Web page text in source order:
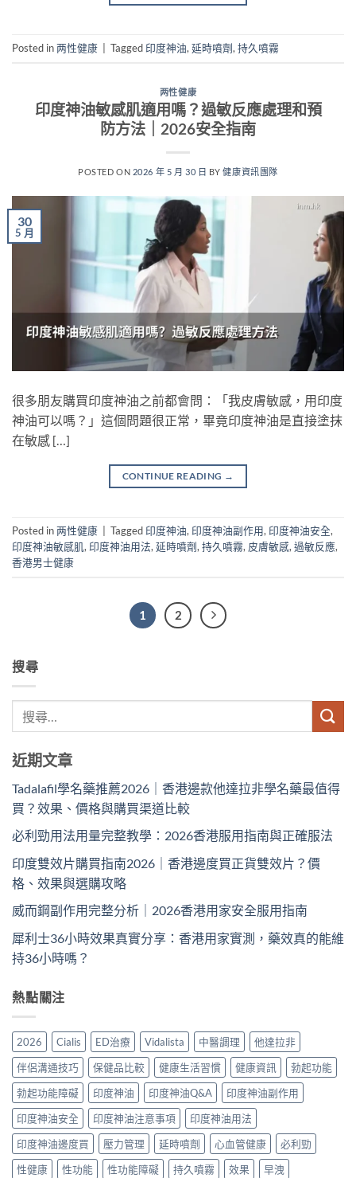
Posted in两性健康 Tagged 印度神油, 延時噴劑, 持久噴霧
两性健康
印度神油敏感肌適用嗎？過敏反應處理和預
防方法｜2026安全指南
POSTED ON 2026 年 5 月 30 日 BY健康資訊團隊
30
5 月
很多朋友購買印度神油之前都會問：「我皮膚敏感，用印度
神油可以嗎？」這個問題很正常，畢竟印度神油是直接塗抹
在敏感 […]
CONTINUE READING →
Posted in两性健康 Tagged 印度神油, 印度神油副作用, 印度神油安全,
印度神油敏感肌, 印度神油用法, 延時噴劑, 持久噴霧, 皮膚敏感, 過敏反應,
香港男士健康
1 2
搜尋
近期文章
Tadalafil學名藥推薦2026｜香港邊款他達拉非學名藥最值得
買？效果、價格與購買渠道比較
必利勁用法用量完整教學：2026香港服用指南與正確服法
印度雙效片購買指南2026｜香港邊度買正貨雙效片？價
格、效果與選購攻略
威而鋼副作用完整分析｜2026香港用家安全服用指南
犀利士36小時效果真實分享：香港用家實測，藥效真的能維
持36小時嗎？
熱點關注
2026 Cialis ED治療 Vidalista 中醫調理
他達拉非
伴侶溝通技巧
保健品比較 健康生活習慣 健康資訊
勃起功能
勃起功能障礙
印度神油 印度神油Q&A
印度神油副作用
印度神油安全
印度神油注意事項
印度神油用法
印度神油邊度買
壓力管理 延時噴劑 心血管健康
必利勁
性健康
性功能 性功能障礙 持久噴霧 效果 早洩